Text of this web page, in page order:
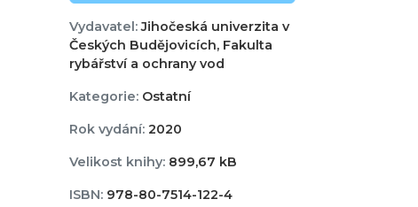
Vydavatel:Jihočeská univerzita v
Českých Budějovicích, Fakulta
rybářství a ochrany vod
Kategorie:Ostatní
Rok vydání:2020
Velikost knihy:899,67 kB
ISBN:978-80-7514-122-4